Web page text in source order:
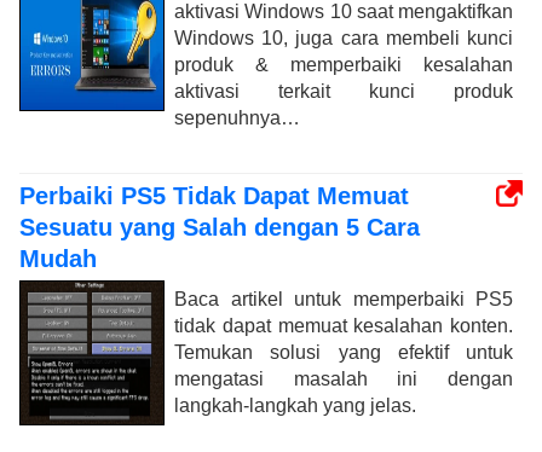
aktivasi Windows 10 saat mengaktifkan
Windows 10, juga cara membeli kunci
produk & memperbaiki kesalahan
aktivasi terkait kunci produk
sepenuhnya…
Perbaiki PS5 Tidak Dapat Memuat
Sesuatu yang Salah dengan 5 Cara
Mudah
Baca artikel untuk memperbaiki PS5
tidak dapat memuat kesalahan konten.
Temukan solusi yang efektif untuk
mengatasi masalah ini dengan
langkah-langkah yang jelas.